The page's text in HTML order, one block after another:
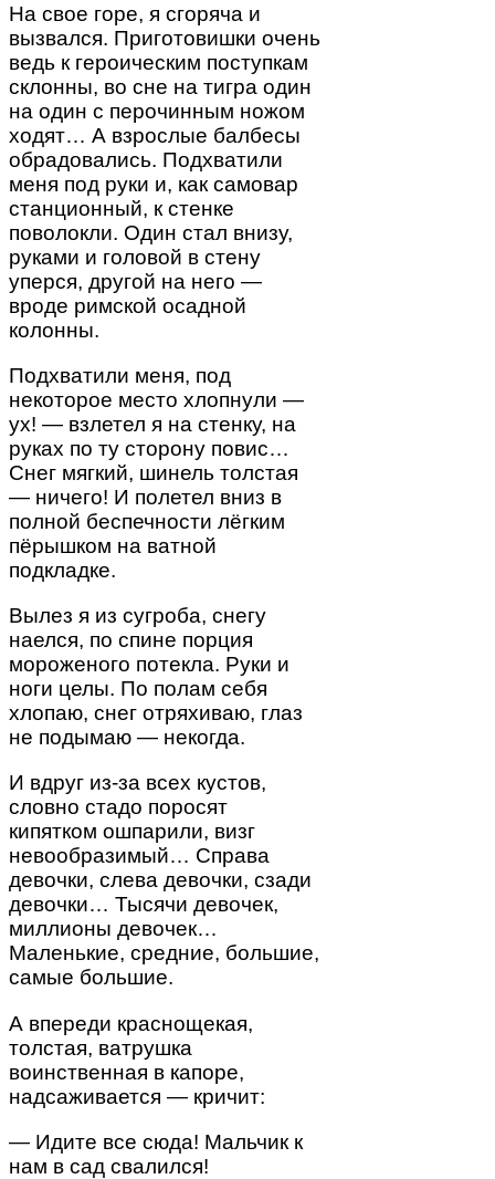
На свое горе, я сгоряча и
вызвался. Приготовишки очень
ведь к героическим поступкам
склонны, во сне на тигра один
на один с перочинным ножом
ходят… А взрослые балбесы
обрадовались. Подхватили
меня под руки и, как самовар
станционный, к стенке
поволокли. Один стал внизу,
руками и головой в стену
уперся, другой на него —
вроде римской осадной
колонны.
Подхватили меня, под
некоторое место хлопнули —
ух! — взлетел я на стенку, на
руках по ту сторону повис…
Снег мягкий, шинель толстая
— ничего! И полетел вниз в
полной беспечности лёгким
пёрышком на ватной
подкладке.
Вылез я из сугроба, снегу
наелся, по спине порция
мороженого потекла. Руки и
ноги целы. По полам себя
хлопаю, снег отряхиваю, глаз
не подымаю — некогда.
И вдруг из-за всех кустов,
словно стадо поросят
кипятком ошпарили, визг
невообразимый… Справа
девочки, слева девочки, сзади
девочки… Тысячи девочек,
миллионы девочек…
Маленькие, средние, большие,
самые большие.
А впереди краснощекая,
толстая, ватрушка
воинственная в капоре,
надсаживается — кричит:
— Идите все сюда! Мальчик к
нам в сад свалился!